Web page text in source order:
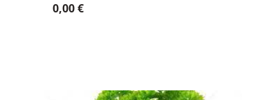
0,00 €